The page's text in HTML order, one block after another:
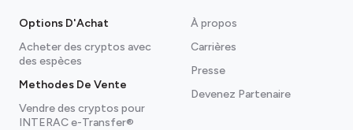
Options D'Achat
Acheter des cryptos avec
des espèces
Methodes De Vente
Vendre des cryptos pour
INTERAC e-Transfer®
À propos
Carrières
Presse
Devenez Partenaire